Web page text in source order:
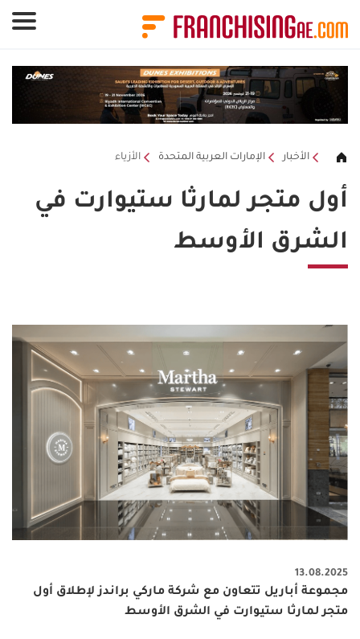
الأخبار الإمارات العربية المتحدة الأزياء
أول متجر لمارثا ستيوارت في
الشرق الأوسط
13.08.2025
مجموعة أباريل تتعاون مع شركة ماركي براندز لإطلاق أول
متجر لمارثا ستيوارت في الشرق الأوسط
لوحة إدارة ملفات تعريف الارتباط